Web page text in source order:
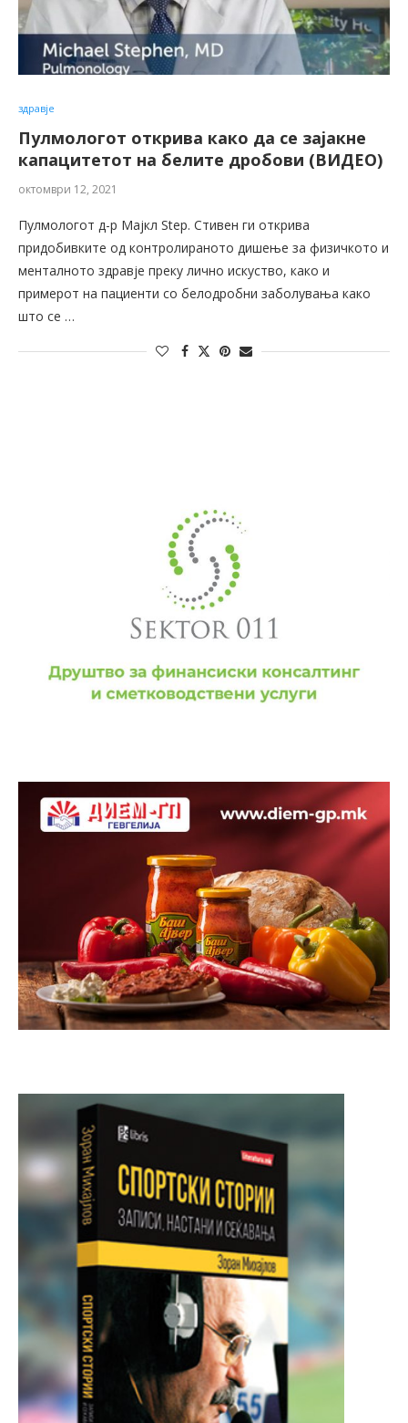
здравје
Пулмологот открива како да се зајакне
капацитетот на белите дробови (ВИДЕО)
октомври 12, 2021
Пулмологот д-р Мајкл Step. Стивен ги открива
придобивките од контролираното дишење за физичкото и
менталното здравје преку лично искуство, како и
примерот на пациенти со белодробни заболувања како
што се …